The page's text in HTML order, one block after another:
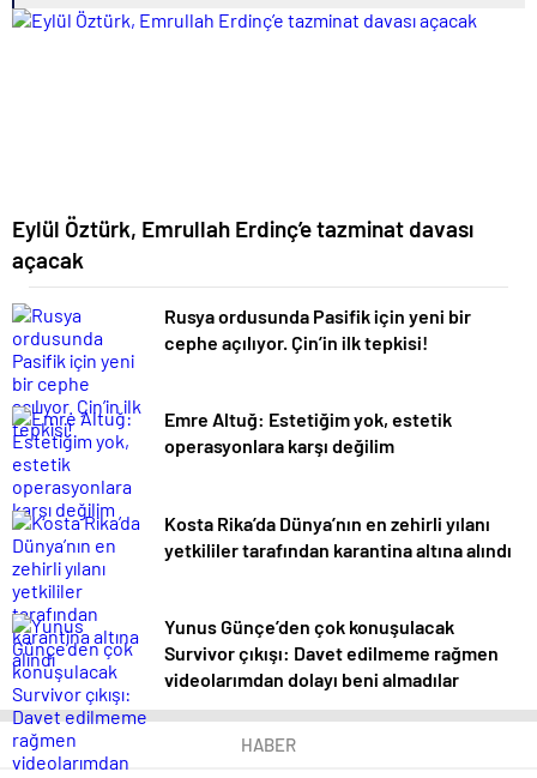
Eylül Öztürk, Emrullah Erdinç’e tazminat davası
açacak
Rusya ordusunda Pasifik için yeni bir
cephe açılıyor. Çin’in ilk tepkisi!
Emre Altuğ: Estetiğim yok, estetik
operasyonlara karşı değilim
Kosta Rika’da Dünya’nın en zehirli yılanı
yetkililer tarafından karantina altına alındı
Yunus Günçe’den çok konuşulacak
Survivor çıkışı: Davet edilmeme rağmen
videolarımdan dolayı beni almadılar
HABER